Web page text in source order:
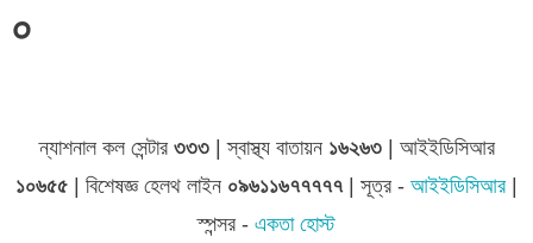
০
ন্যাশনাল কল সেন্টার ৩৩৩| স্বাস্থ্য বাতায়ন ১৬২৬৩| আইইডিসিআর
১০৬৫৫ | বিশেষজ্ঞ হেলথ লাইন ০৯৬১১৬৭৭৭৭৭| সূত্র - আইইডিসিআর|
স্পন্সর - একতা হোস্ট